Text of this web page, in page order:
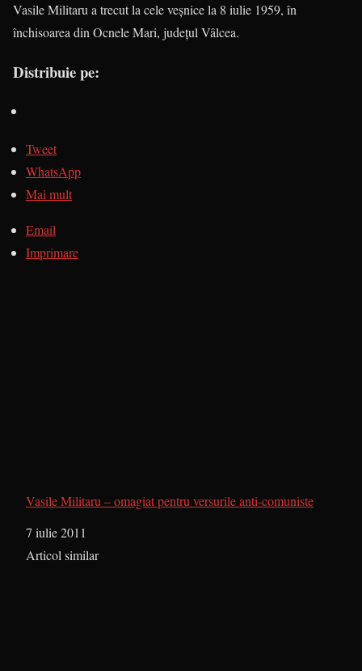
Vasile Militaru a trecut la cele veșnice la 8 iulie 1959, în
închisoarea din Ocnele Mari, județul Vâlcea.
Distribuie pe:
Tweet
WhatsApp
Mai mult
Email
Imprimare
Vasile Militaru – omagiat pentru versurile anti-comuniste
Dată
7 iulie 2011
În legătură cu
Articol similar